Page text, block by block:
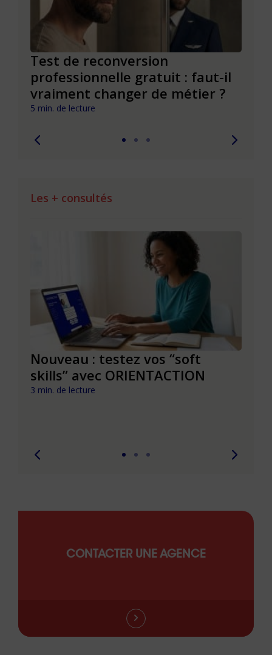
Test de reconversion
professionnelle gratuit : faut-il
vraiment changer de métier ?
5 min. de lecture
Les + consultés
Nouveau : testez vos “soft
skills” avec ORIENTACTION
3 min. de lecture
CONTACTER UNE AGENCE